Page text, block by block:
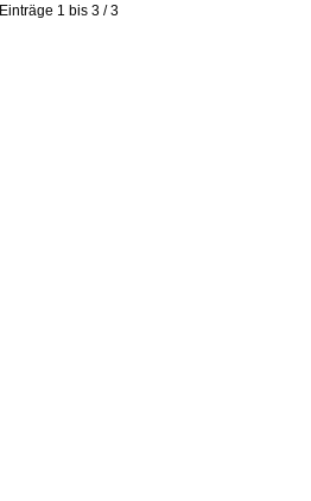
Einträge 1 bis 3 / 3